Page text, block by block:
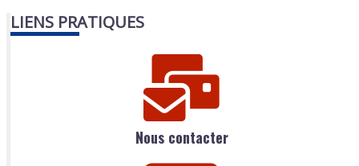
LIENS PRATIQUES
Nous contacter